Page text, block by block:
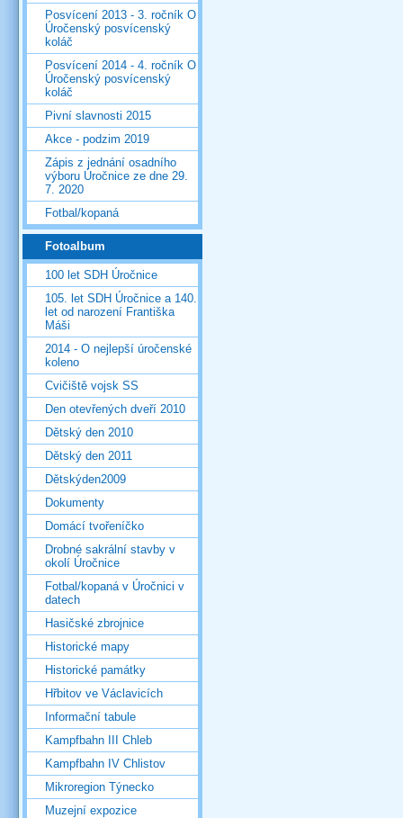
Posvícení 2013 - 3. ročník O
Úročenský posvícenský
koláč
Posvícení 2014 - 4. ročník O
Úročenský posvícenský
koláč
Pivní slavnosti 2015
Akce - podzim 2019
Zápis z jednání osadního
výboru Úročnice ze dne 29.
7. 2020
Fotbal/kopaná
Fotoalbum
100 let SDH Úročnice
105. let SDH Úročnice a 140.
let od narození Františka
Máši
2014 - O nejlepší úročenské
koleno
Cvičiště vojsk SS
Den otevřených dveří 2010
Dětský den 2010
Dětský den 2011
Dětskýden2009
Dokumenty
Domácí tvořeníčko
Drobné sakrální stavby v
okolí Úročnice
Fotbal/kopaná v Úročnici v
datech
Hasičské zbrojnice
Historické mapy
Historické památky
Hřbitov ve Václavicích
Informační tabule
Kampfbahn III Chleb
Kampfbahn IV Chlistov
Mikroregion Týnecko
Muzejní expozice